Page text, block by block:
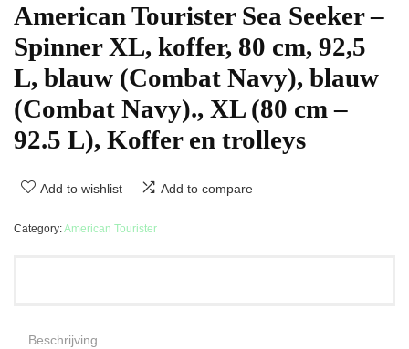
American Tourister Sea Seeker –
Spinner XL, koffer, 80 cm, 92,5
L, blauw (Combat Navy), blauw
(Combat Navy)., XL (80 cm –
92.5 L), Koffer en trolleys
Add to wishlist Add to compare
Category:American Tourister
Beschrijving